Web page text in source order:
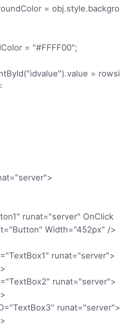
= obj.style.backgro
= "#FFFF00";
= rowsi
runat="server" OnClick
Width="452px" />
runat="server">
runat="server">
runat="server">